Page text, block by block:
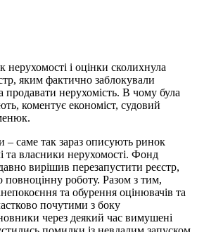
і оцінки сколихнула
яким фактично заблокували
продавати нерухомість. В чому була
коментує економіст, судовий
– саме так зараз описують ринок
та власники нерухомості. Фонд
вирішив перезапустити реєстр,
роботу. Разом з тим,
та обурення оцінювачів та
почутими з боку
через деякий час вимушені